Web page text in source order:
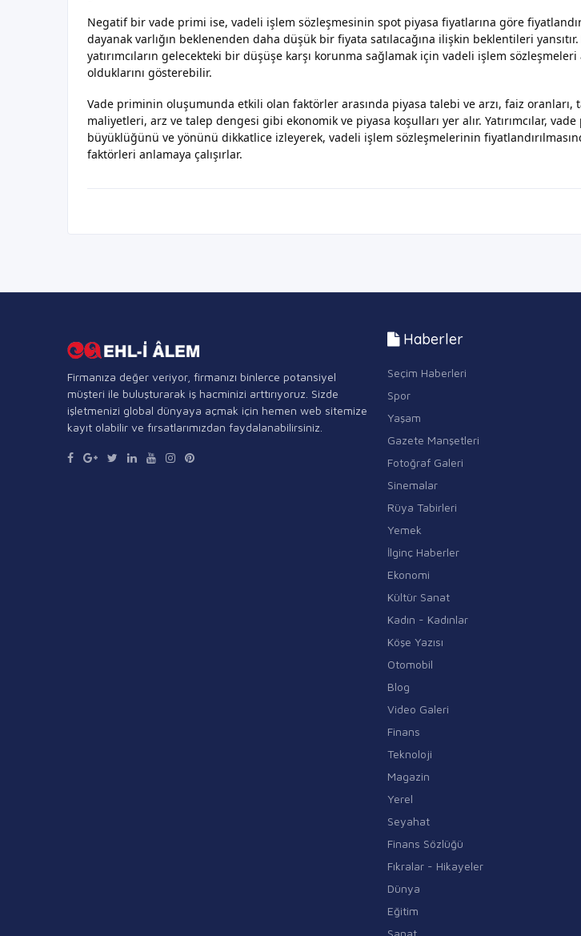
Negatif bir vade primi ise, vadeli işlem sözleşmesinin spot piyasa fiyatlarına göre
dayanak varlığın beklenenden daha düşük bir fiyata satılacağına ilişkin beklentileri
yatırımcıların gelecekteki bir düşüşe karşı korunma sağlamak için vadeli işlem
olduklarını gösterebilir.
Vade priminin oluşumunda etkili olan faktörler arasında piyasa talebi ve arzı, faiz oranları,
maliyetleri, arz ve talep dengesi gibi ekonomik ve piyasa koşulları yer alır. Yatırımcılar,
büyüklüğünü ve yönünü dikkatlice izleyerek, vadeli işlem sözleşmelerinin
faktörleri anlamaya çalışırlar.
Firmanıza değer veriyor, firmanızı binlerce potansiyel
müşteri ile buluşturarak iş hacminizi arttırıyoruz. Sizde
işletmenizi global dünyaya açmak için hemen web sitemize
kayıt olabilir ve fırsatlarımızdan faydalanabilirsiniz.
Haberler
Seçim Haberleri
Spor
Yaşam
Gazete Manşetleri
Fotoğraf Galeri
Sinemalar
Rüya Tabirleri
Yemek
İlginç Haberler
Ekonomi
Kültür Sanat
Kadın - Kadınlar
Köşe Yazısı
Otomobil
Blog
Video Galeri
Finans
Teknoloji
Magazin
Yerel
Seyahat
Finans Sözlüğü
Fıkralar - Hikayeler
Dünya
Eğitim
Sanat